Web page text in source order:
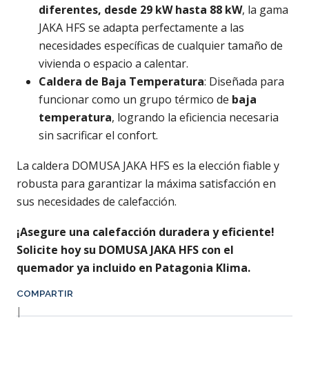
diferentes, desde 29 kW hasta 88 kW, la gama
JAKA HFS se adapta perfectamente a las
necesidades específicas de cualquier tamaño de
vivienda o espacio a calentar.
Caldera de Baja Temperatura: Diseñada para
funcionar como un grupo térmico de baja
temperatura, logrando la eficiencia necesaria
sin sacrificar el confort.
La caldera DOMUSA JAKA HFS es la elección fiable y
robusta para garantizar la máxima satisfacción en
sus necesidades de calefacción.
¡Asegure una calefacción duradera y eficiente!
Solicite hoy su DOMUSA JAKA HFS con el
quemador ya incluido en Patagonia Klima.
COMPARTIR
|